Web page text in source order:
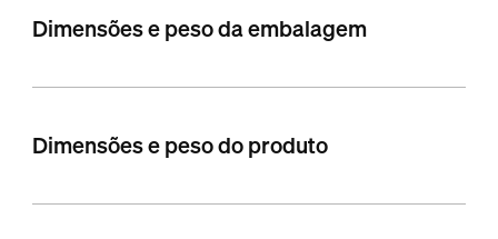
Dimensões e peso da embalagem
Dimensões e peso do produto